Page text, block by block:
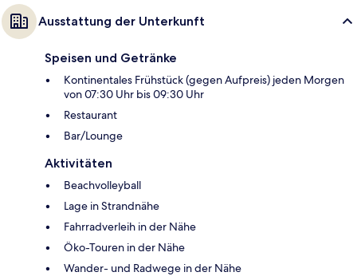
Ausstattung der Unterkunft
Speisen und Getränke
Kontinentales Frühstück (gegen Aufpreis) jeden Morgen
von 07:30 Uhr bis 09:30 Uhr
Restaurant
Bar/Lounge
Aktivitäten
Beachvolleyball
Lage in Strandnähe
Fahrradverleih in der Nähe
Öko-Touren in der Nähe
Wander- und Radwege in der Nähe